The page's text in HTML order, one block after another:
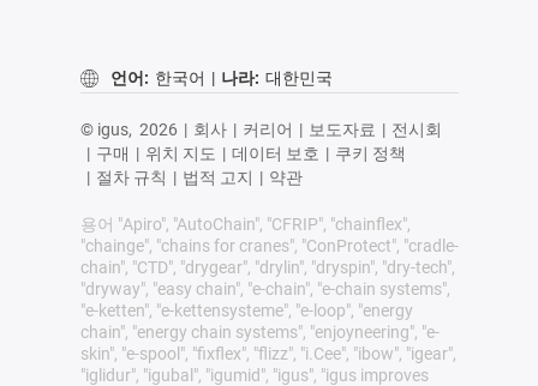
언어: 한국어 | 나라: 대한민국
© igus, 2026 | 회사 | 커리어 | 보도자료 | 전시회
| 구매 | 위치 지도 | 데이터 보호 | 쿠키 정책
| 절차 규칙 | 법적 고지 | 약관
용어 "Apiro", "AutoChain", "CFRIP", "chainflex",
"chainge", "chains for cranes", "ConProtect", "cradle-
chain", "CTD", "drygear", "drylin", "dryspin", "dry-tech",
"dryway", "easy chain", "e-chain", "e-chain systems",
"e-ketten", "e-kettensysteme", "e-loop", "energy
chain", "energy chain systems", "enjoyneering", "e-
skin", "e-spool", "fixflex", "flizz", "i.Cee", "ibow", "igear",
"iglidur", "igubal", "igumid", "igus", "igus improves